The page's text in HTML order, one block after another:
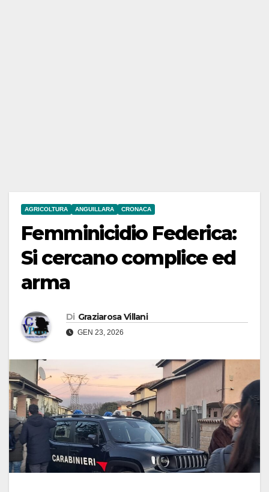
AGRICOLTURA ANGUILLARA CRONACA
Femminicidio Federica:
Si cercano complice ed
arma
Di Graziarosa Villani
GEN 23, 2026